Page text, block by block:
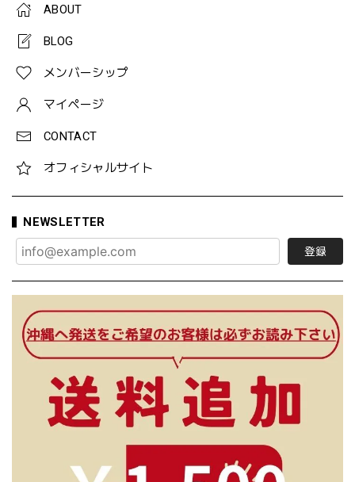
ABOUT
BLOG
メンバーシップ
マイページ
CONTACT
オフィシャルサイト
NEWSLETTER
登録